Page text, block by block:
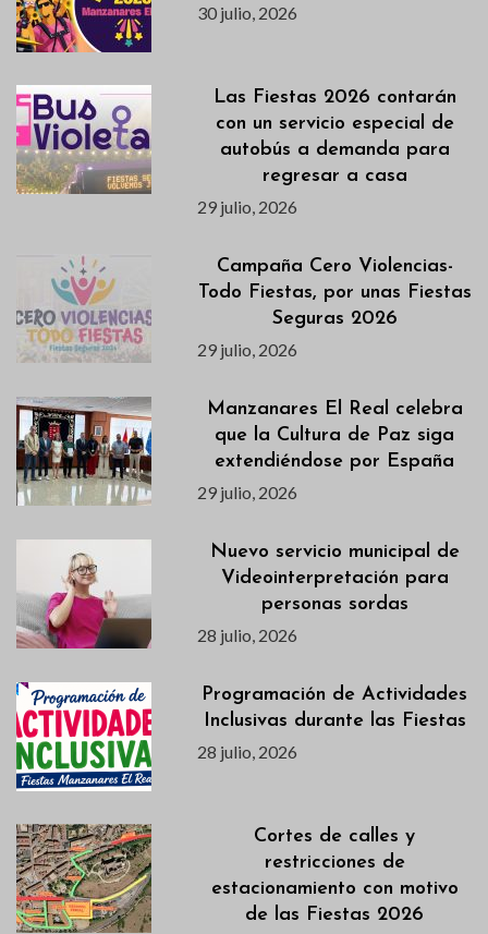
30 julio, 2026
Las Fiestas 2026 contarán
con un servicio especial de
autobús a demanda para
regresar a casa
29 julio, 2026
Campaña Cero Violencias-
Todo Fiestas, por unas Fiestas
Seguras 2026
29 julio, 2026
Manzanares El Real celebra
que la Cultura de Paz siga
extendiéndose por España
29 julio, 2026
Nuevo servicio municipal de
Videointerpretación para
personas sordas
28 julio, 2026
Programación de Actividades
Inclusivas durante las Fiestas
28 julio, 2026
Cortes de calles y
restricciones de
estacionamiento con motivo
de las Fiestas 2026